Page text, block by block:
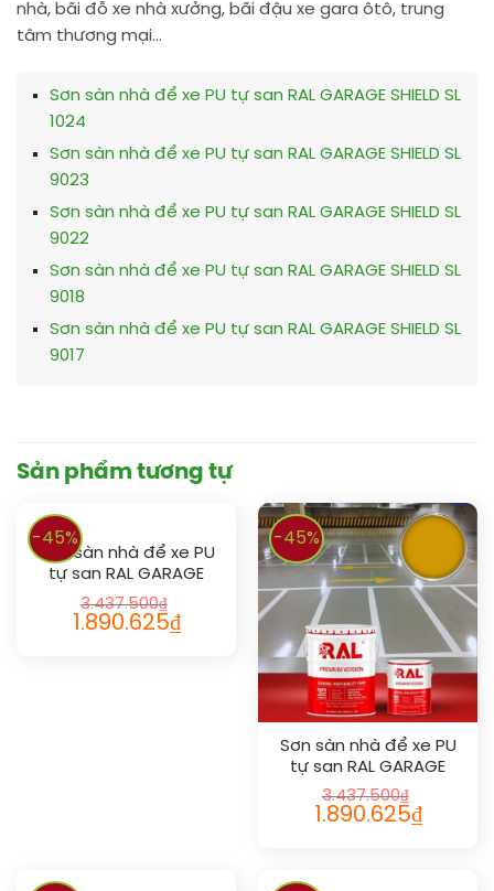
nhà, bãi đỗ xe nhà xưởng, bãi đậu xe gara ôtô, trung
tâm thương mại…
Sơn sàn nhà để xe PU tự san RAL GARAGE SHIELD SL
1024
Sơn sàn nhà để xe PU tự san RAL GARAGE SHIELD SL
9023
Sơn sàn nhà để xe PU tự san RAL GARAGE SHIELD SL
9022
Sơn sàn nhà để xe PU tự san RAL GARAGE SHIELD SL
9018
Sơn sàn nhà để xe PU tự san RAL GARAGE SHIELD SL
9017
Sản phẩm tương tự
-45%
Sơn sàn nhà để xe PU
tự san RAL GARAGE
SHIELD SL 1017
3.437.500₫
1.890.625₫
-45%
Sơn sàn nhà để xe PU
tự san RAL GARAGE
SHIELD SL 1006
3.437.500₫
1.890.625₫